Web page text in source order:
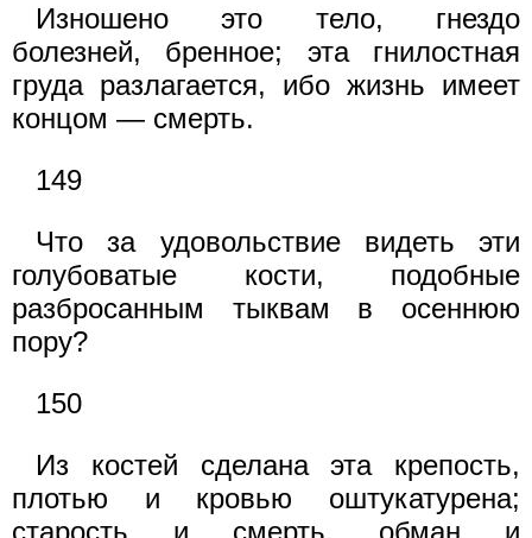
Изношено это тело, гнездо
болезней, бренное; эта гнилостная
груда разлагается, ибо жизнь имеет
концом — смерть.
149
Что за удовольствие видеть эти
голубоватые кости, подобные
разбросанным тыквам в осеннюю
пору?
150
Из костей сделана эта крепость,
плотью и кровью оштукатурена;
старость и смерть, обман и